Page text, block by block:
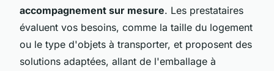
accompagnement sur mesure. Les prestataires
évaluent vos besoins, comme la taille du logement
ou le type d'objets à transporter, et proposent des
solutions adaptées, allant de l'emballage à